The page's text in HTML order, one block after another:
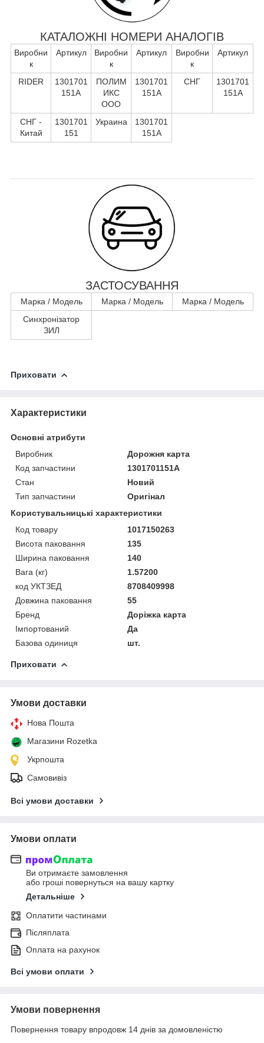
КАТАЛОЖНІ НОМЕРИ АНАЛОГІВ
Виробни
к
Артикул
Виробни
к
Артикул
Виробни
к
Артикул
RIDER
1301701
151А
ПОЛИМ
ИКС
ООО
1301701
151А
СНГ
1301701
151А
СНГ -
Китай
1301701
151
Украина
1301701
151А
ЗАСТОСУВАННЯ
Марка / Модель Марка / Модель
Марка / Модель
Синхронізатор
ЗИЛ
Приховати
Характеристики
Основні атрибути
Виробник
Дорожня карта
Код запчастини
1301701151А
Стан
Новий
Тип запчастини
Оригінал
Користувальницькі характеристики
Код товару
1017150263
Висота паковання
135
Ширина паковання
140
Вага (кг)
1.57200
код УКТЗЕД
8708409998
Довжина паковання
55
Бренд
Доріжка карта
Імпортований
Да
Базова одиниця
шт.
Приховати
Умови доставки
Нова Пошта
Магазини Rozetka
Укрпошта
Самовивіз
Всі умови доставки
Умови оплати
Ви отримаєте замовлення
або гроші повернуться на вашу картку
Детальніше
Оплатити частинами
Післяплата
Оплата на рахунок
Всі умови оплати
Умови повернення
Повернення товару впродовж 14 днів за домовленістю